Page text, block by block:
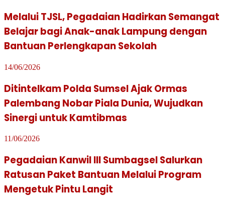
Melalui TJSL, Pegadaian Hadirkan Semangat
Belajar bagi Anak-anak Lampung dengan
Bantuan Perlengkapan Sekolah
14/06/2026
Ditintelkam Polda Sumsel Ajak Ormas
Palembang Nobar Piala Dunia, Wujudkan
Sinergi untuk Kamtibmas
11/06/2026
Pegadaian Kanwil III Sumbagsel Salurkan
Ratusan Paket Bantuan Melalui Program
Mengetuk Pintu Langit